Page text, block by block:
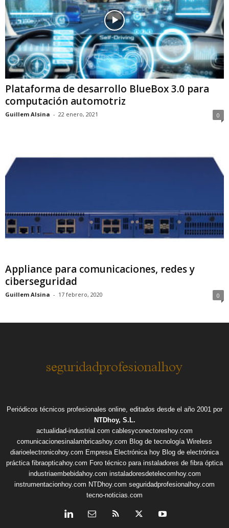
Plataforma de desarrollo BlueBox 3.0 para
computación automotriz
Guillem Alsina - 22 enero, 2021 0
Appliance para comunicaciones, redes y
ciberseguridad
Guillem Alsina - 17 febrero, 2020 0
Periódicos técnicos profesionales online, editados desde el año 2001 por
NTDhoy, S.L.
actualidad-industrial.com cablesyconectoreshoy.com
comunicacionesinalambricashoy.com Blog de tecnología Wireless
diarioelectronicohoy.com Empresa Electrónica hoy Blog de electrónica
práctica fibraopticahoy.com Foro técnico para instaladores de fibra óptica
industriaembebidahoy.com instaladoresdetelecomhoy.com
instrumentacionhoy.com NTDhoy.com seguridadprofesionalhoy.com
tecno-noticias.com